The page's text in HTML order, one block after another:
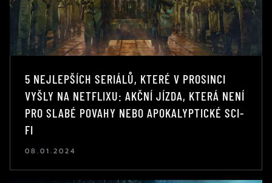
5 NEJLEPŠÍCH SERIÁLŮ, KTERÉ V PROSINCI
VYŠLY NA NETFLIXU: AKČNÍ JÍZDA, KTERÁ NENÍ
PRO SLABÉ POVAHY NEBO APOKALYPTICKÉ SCI-
FI
08.01.2024